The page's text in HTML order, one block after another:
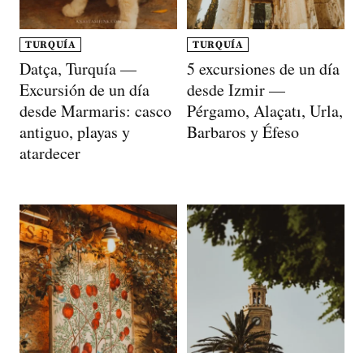
TURQUÍA
Datça, Turquía —
Excursión de un día
desde Marmaris: casco
antiguo, playas y
atardecer
TURQUÍA
5 excursiones de un día
desde Izmir —
Pérgamo, Alaçatı, Urla,
Barbaros y Éfeso